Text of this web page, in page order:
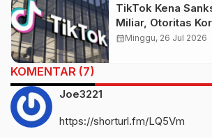
TikTok Kena
Miliar, Otoritas
Pelanggaran Data
calendar_monthMinggu, 26 Jul 2026
KOMENTAR (7)
Joe3221
https://shorturl.fm/LQ5Vm